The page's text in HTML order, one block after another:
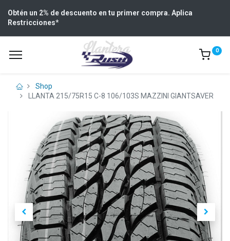
Obtén un 2% de descuento en tu primer compra. Aplica
Restricciones*
0
Shop
LLANTA 215/75R15 C-8 106/103S MAZZINI GIANTSAVER